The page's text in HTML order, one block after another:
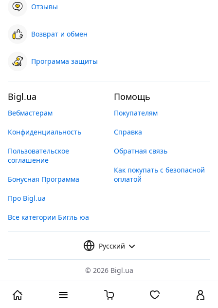
Отзывы
Возврат и обмен
Программа защиты
Bigl.ua
Вебмастерам
Конфиденциальность
Пользовательское
соглашение
Бонусная Программа
Про Bigl.ua
Все категории Бигль юа
Помощь
Покупателям
Справка
Обратная связь
Как покупать с безопасной
оплатой
Русский
© 2026 Bigl.ua